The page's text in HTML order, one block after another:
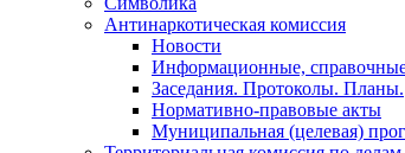
Антинаркотическая комиссия
Новости
Информационные,
Заседания. Протоколы. Планы.
Нормативно-правовые акты
Муниципальная (целевая)